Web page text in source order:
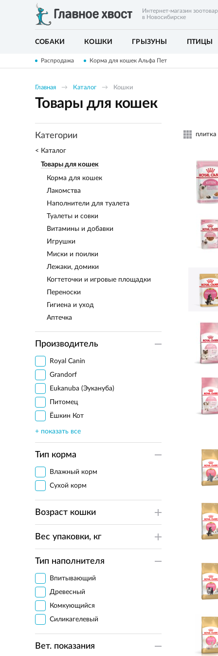
Интернет-магазин
в Новосибирске
СОБАКИ КОШКИ ГРЫЗУНЫ ПТИЦЫ
Распродажа Корма для кошек Альфа Пет
Главная Каталог Кошки
Товары для кошек
Категории
Каталог
Товары для кошек
Корма для кошек
Лакомства
Наполнители для туалета
Туалеты и совки
Витамины и добавки
Игрушки
Миски и поилки
Лежаки, домики
Когтеточки и игровые площадки
Переноски
Гигиена и уход
Аптечка
Производитель
Royal Canin
Grandorf
Eukanuba (Эукануба)
Питомец
Ёшкин Кот
Pi-Pi-Bent (Пипибент)
Сибирская кошка
8 in 1
Advocate (Адвокат)
Ajo
Apicenna (Апиценна)
Best Dinner (Бэст Диннер)
Blitz (Блиц)
Cat Safe (Кэт Сэйф)
Delicana (Деликана)
Doctrine (Доктрин)
Dr. Clauder's
Eco Premium
Farmina (Фармина)
Felix
Тип корма
Влажный корм
Сухой корм
Возраст кошки
Вес упаковки, кг
Тип наполнителя
Впитывающий
Древесный
Комкующийся
Силикагелевый
Вет. показания
плитка